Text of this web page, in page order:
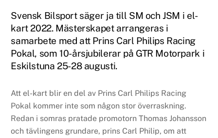
Svensk Bilsport säger ja till SM och JSM i el-
kart 2022. Mästerskapet arrangeras i
samarbete med att Prins Carl Philips Racing
Pokal, som 10-årsjubilerar på GTR Motorpark i
Eskilstuna 25-28 augusti.
Att el-kart blir en del av Prins Carl Philips Racing
Pokal kommer inte som någon stor överraskning.
Redan i somras pratade promotorn Thomas Johansson
och tävlingens grundare, prins Carl Philip, om att